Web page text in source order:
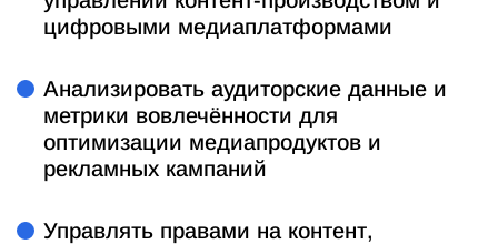
цифровыми медиаплатформами
Анализировать аудиторские данные и
метрики вовлечённости для
оптимизации медиапродуктов и
рекламных кампаний
Управлять правами на контент,